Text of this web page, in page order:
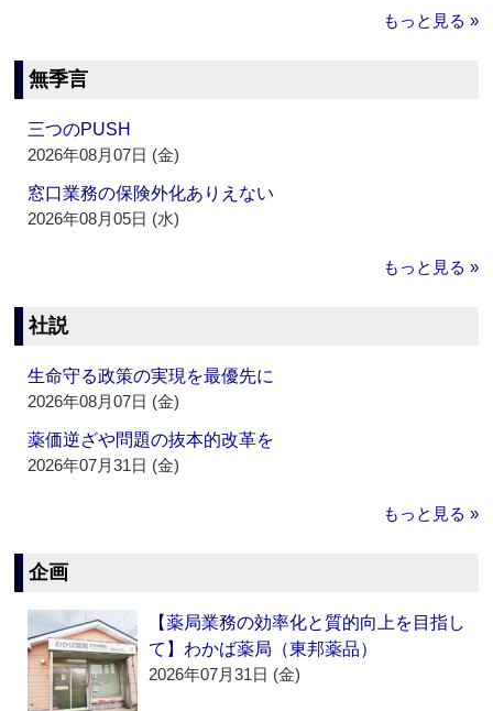
もっと見る »
無季言
三つのPUSH
2026年08月07日 (金)
窓口業務の保険外化ありえない
2026年08月05日 (水)
もっと見る »
社説
生命守る政策の実現を最優先に
2026年08月07日 (金)
薬価逆ざや問題の抜本的改革を
2026年07月31日 (金)
もっと見る »
企画
【薬局業務の効率化と質的向上を目指し
て】わかば薬局（東邦薬品）
2026年07月31日 (金)